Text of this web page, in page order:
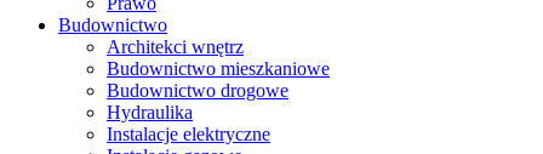
Budownictwo
Architekci wnętrz
Budownictwo mieszkaniowe
Budownictwo drogowe
Hydraulika
Instalacje elektryczne